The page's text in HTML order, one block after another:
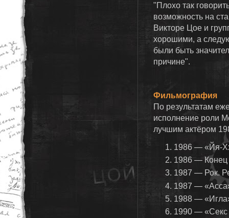
"Плохо так
возможность на
Викторе Цое и
хорошими, а
были быть
причине".
Фильмография
По результатам
исполнение роли
лучшим актёром
1986 — «Йя-
1986 — Конец
1987 — Рок.
1987 —
1988 —
1990 — «Секс